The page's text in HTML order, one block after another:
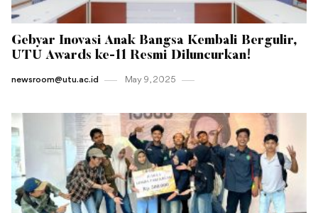
Gebyar Inovasi Anak Bangsa Kembali Bergulir,
UTU Awards ke-11 Resmi Diluncurkan!
newsroom@utu.ac.id May 9 , 2025